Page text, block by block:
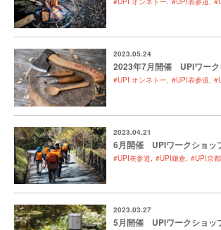
2023.05.24
2023年7月開催 UPIワーク
#UPI オンネトー #UPI表参道
2023.04.21
6月開催 UPIワークショッ
#UPI表参道 #UPI鎌倉 #UPI京都
2023.03.27
5月開催 UPIワークショッ